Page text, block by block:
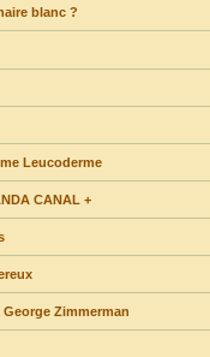
blanc ?
Leucoderme
CANAL +
Zimmerman